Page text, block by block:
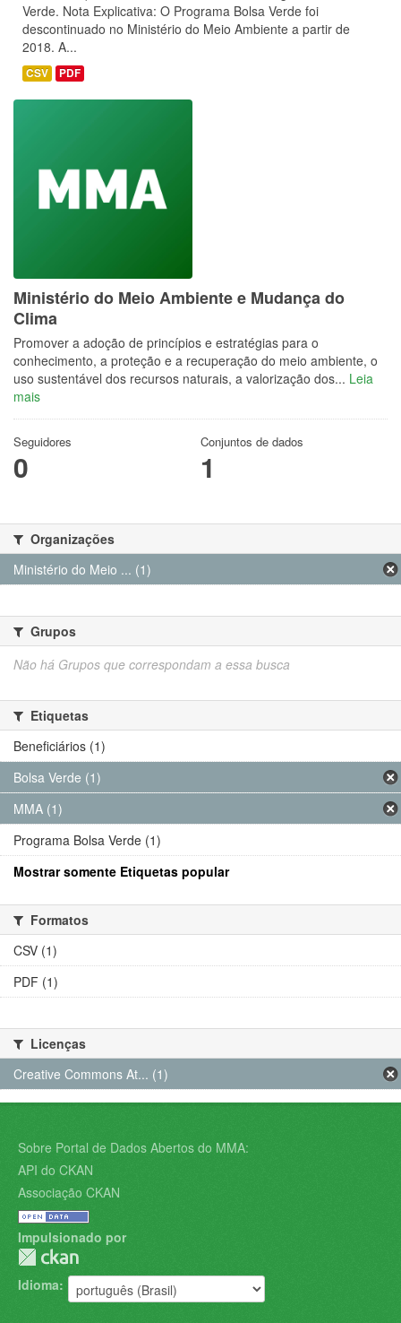
Verde. Nota Explicativa: O Programa Bolsa Verde foi
descontinuado no Ministério do Meio Ambiente a partir de
2018. A...
CSV PDF
Ministério do Meio Ambiente e Mudança do
Clima
Promover a adoção de princípios e estratégias para o
conhecimento, a proteção e a recuperação do meio ambiente, o
uso sustentável dos recursos naturais, a valorização dos... Leia
mais
Seguidores
0
Conjuntos de dados
1
Organizações
Ministério do Meio ... (1)
Grupos
Não há Grupos que correspondam a essa busca
Etiquetas
Beneficiários (1)
Bolsa Verde (1)
MMA (1)
Programa Bolsa Verde (1)
Mostrar somente Etiquetas popular
Formatos
CSV (1)
PDF (1)
Licenças
Creative Commons At... (1)
Sobre Portal de Dados Abertos do MMA:
API do CKAN
Associação CKAN
Impulsionado por
Idioma